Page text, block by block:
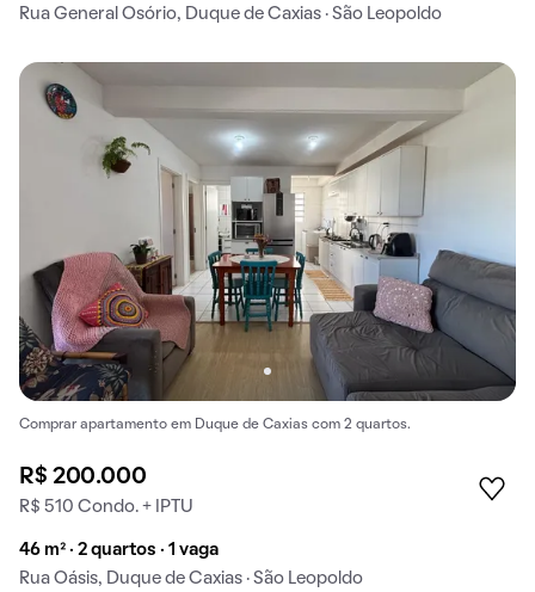
Rua General Osório, Duque de Caxias · São Leopoldo
Comprar apartamento em Duque de Caxias com 2 quartos.
R$ 200.000
R$ 510 Condo. + IPTU
46 m² · 2 quartos · 1 vaga
Rua Oásis, Duque de Caxias · São Leopoldo